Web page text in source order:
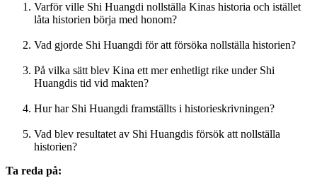
Varför ville Shi Huangdi nollställa Kinas historia och istället
låta historien börja med honom?
Vad gjorde Shi Huangdi för att försöka nollställa historien?
På vilka sätt blev Kina ett mer enhetligt rike under Shi
Huangdis tid vid makten?
Hur har Shi Huangdi framställts i historieskrivningen?
Vad blev resultatet av Shi Huangdis försök att nollställa
historien?
Ta reda på: